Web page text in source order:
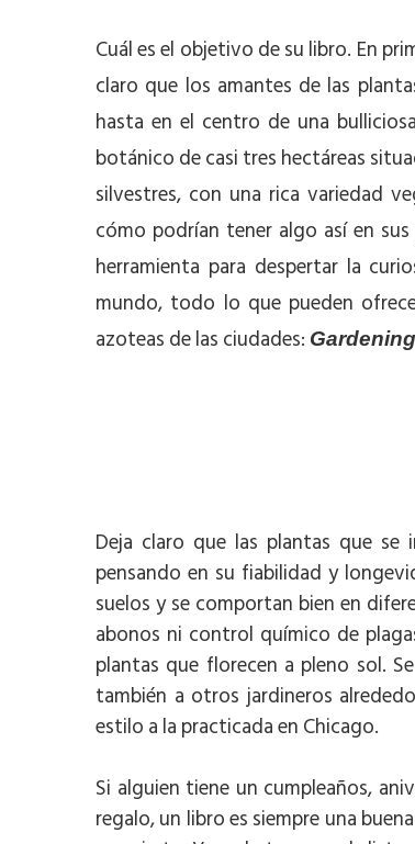
Cuál es el objetivo de su libro. En
claro que los amantes de las
hasta en el centro de una
botánico de casi tres hectáreas
silvestres, con una rica variedad
cómo podrían tener algo así en
herramienta para despertar la
mundo, todo lo que pueden
azoteas de las ciudades:
Deja claro que las plantas que se
pensando en su fiabilidad y
suelos y se comportan bien en
abonos ni control químico de
plantas que florecen a pleno sol.
también a otros jardineros
estilo a la practicada en Chicago.
Si alguien tiene un cumpleaños,
regalo, un libro es siempre una